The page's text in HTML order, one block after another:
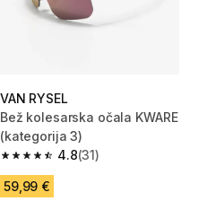
VAN RYSEL
Bež kolesarska očala KWARE
(kategorija 3)
4.8
4.8 od 5 zvezdic from 31 ocene
(31)
59,99 €